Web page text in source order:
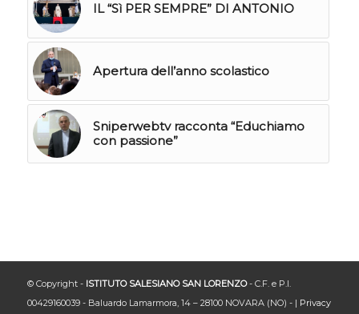
IL “Sì PER SEMPRE” DI ANTONIO
Apertura dell’anno scolastico
Sniperwebtv racconta “Educhiamo
con passione”
© Copyright - ISTITUTO SALESIANO SAN LORENZO- C.F. e P.I.
00429160039 - Baluardo Lamarmora, 14 – 28100 NOVARA (NO) - | Privacy